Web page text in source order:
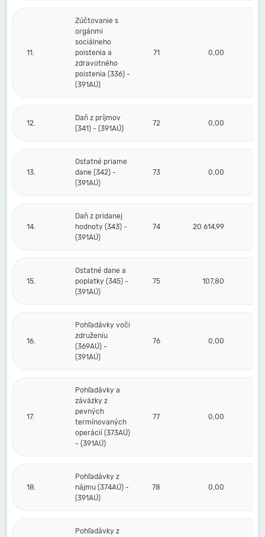
11.
Zúčtovanie s
orgánmi
sociálneho
poistenia a
zdravotného
poistenia (336) -
(391AÚ)
71 0,00
12.
Daň z príjmov
(341) - (391AÚ)
72 0,00
13.
Ostatné priame
dane (342) -
(391AÚ)
73 0,00
14.
Daň z pridanej
hodnoty (343) -
(391AÚ)
74 20 614,99
15.
Ostatné dane a
poplatky (345) -
(391AÚ)
75 107,80
16.
Pohľadávky voči
združeniu
(369AÚ) -
(391AÚ)
76 0,00
17.
Pohľadávky a
záväzky z
pevných
termínovaných
operácií (373AÚ)
- (391AÚ)
77 0,00
18.
Pohľadávky z
nájmu (374AÚ) -
(391AÚ)
78 0,00
Pohľadávky z